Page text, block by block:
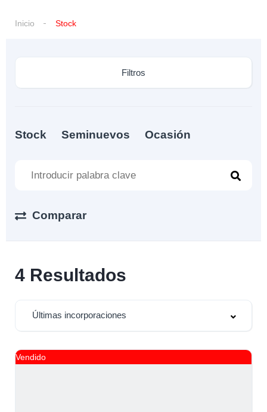
Inicio Stock
Filtros
Stock Seminuevos Ocasión
Comparar
4 Resultados
Últimas incorporaciones
Vendido